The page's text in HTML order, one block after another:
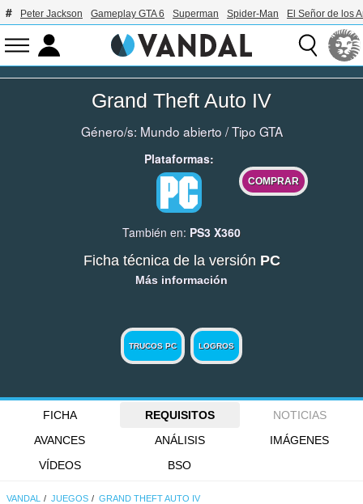
Peter Jackson Gameplay GTA 6 Superman Spider-Man El Señor de los
Grand Theft Auto IV
Género/s: Mundo abierto /Tipo GTA
Plataformas:
COMPRAR
También en: PS3 X360
Ficha técnica de la versión PC
Más información
TRUCOS PC LOGROS
FICHA REQUISITOS
NOTICIAS
AVANCES
ANÁLISIS
IMÁGENES
VÍDEOS
BSO
VANDAL JUEGOS GRAND THEFT AUTO IV